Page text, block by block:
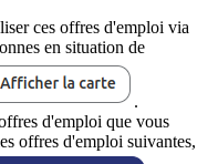
ces offres d'emploi via
en situation de
.
d'emploi que vous
offres d'emploi suivantes,